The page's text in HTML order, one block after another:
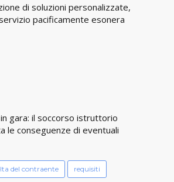
di soluzioni personalizzate,
pacificamente esonera
gara: il soccorso istruttorio
le conseguenze di eventuali
del contraente requisiti